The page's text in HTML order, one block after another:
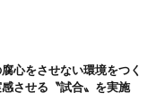
心をさせない環境をつく
させる〝試合〟を実施